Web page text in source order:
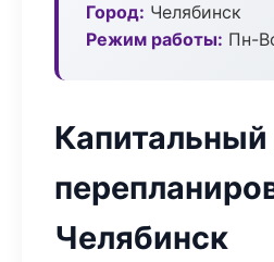
Город: Челябинск
Режим работы: Пн-
Челябинск